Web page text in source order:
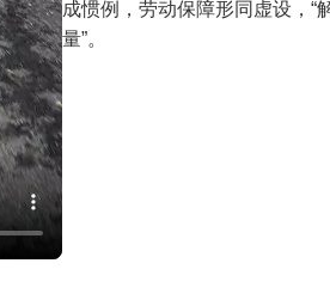
成惯例，劳动保障形同虚设，“
量”。